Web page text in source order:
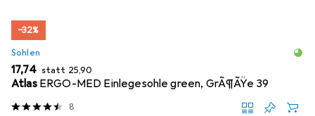
−32%
Sohlen
EUR
17,74 statt EUR
25,90
Atlas ERGO-MED Einlegesohle green, GrÃ¶ÃŸe 39
8